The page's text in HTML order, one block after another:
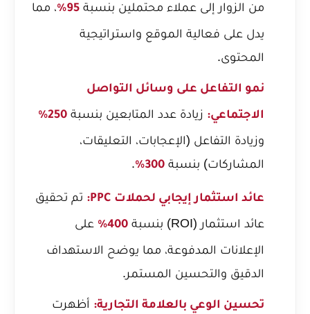
من الزوار إلى عملاء محتملين بنسبة 95%
، مما
يدل على فعالية الموقع واستراتيجية
المحتوى.
نمو التفاعل على وسائل التواصل
الاجتماعي: زيادة عدد المتابعين بنسبة 250%
وزيادة التفاعل (الإعجابات، التعليقات،
المشاركات) بنسبة 300%
.
عائد استثمار إيجابي لحملات PPC:
تم تحقيق
عائد استثمار (ROI) بنسبة
400%
على
الإعلانات المدفوعة، مما يوضح الاستهداف
الدقيق والتحسين المستمر.
تحسين الوعي بالعلامة التجارية: أظهرت